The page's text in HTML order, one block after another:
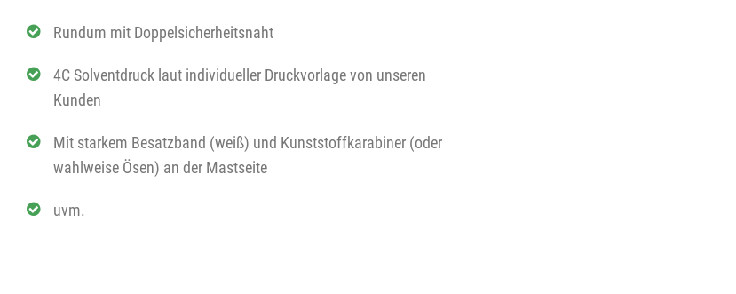
Rundum mit Doppelsicherheitsnaht
4C Solventdruck laut individueller Druckvorlage von unseren
Kunden
Mit starkem Besatzband (weiß) und Kunststoffkarabiner (oder
wahlweise Ösen) an der Mastseite
uvm.